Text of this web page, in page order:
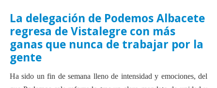
Consejo Ciudadano Municipal
Actas Consejo Ciudadano
Actas Asamblea Ciudadana
La delegación de Podemos Albacete
regresa de Vistalegre con más
ganas que nunca de trabajar por la
gente
Ha sido un fin de semana lleno de intensidad y emociones, del